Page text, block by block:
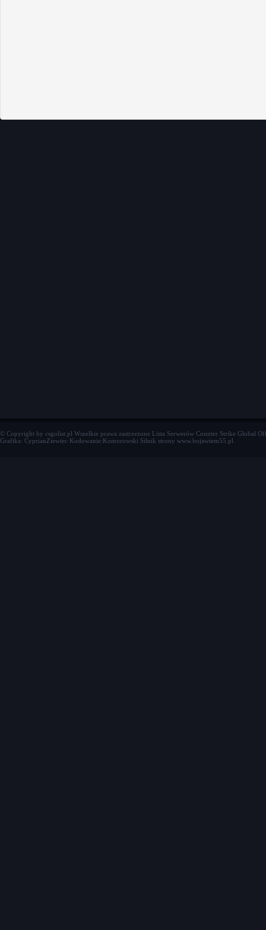
© Copyright by csgolist.pl Wszelkie prawa zastrzeżone Lista Serwerów Counter Strike Global
Grafika: CyprianZiewiec Kodowanie:Komorowski Silnik strony www.bojawiem55.pl